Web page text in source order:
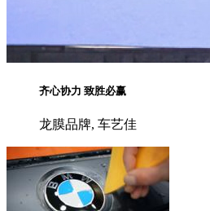
齐心协力 致胜必赢
龙膜品牌, 车艺佳